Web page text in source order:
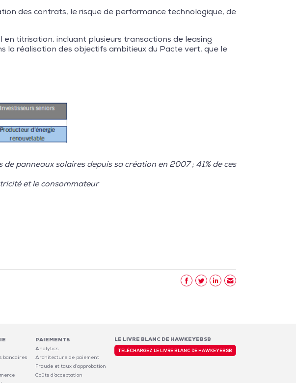
des contrats, le risque de performance technologique, de
en titrisation, incluant plusieurs transactions de leasing
la réalisation des objectifs ambitieux du Pacte vert, que le
panneaux solaires depuis sa création en 2007 ; 41% de ces
et le consommateur
bancaires
PAIEMENTS
Analytics
Architecture de paiement
Fraude et taux d’approbation
Coûts d’acceptation
LE LIVRE BLANC DE HAWKEYEBSB
TÉLÉCHARGEZ LE LIVRE BLANC DE HAWKEYEBSB